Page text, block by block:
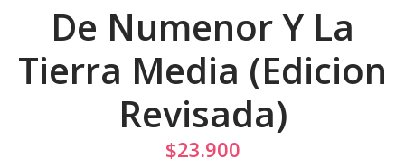
De Numenor Y La
Tierra Media (Edicion
Revisada)
$23.900